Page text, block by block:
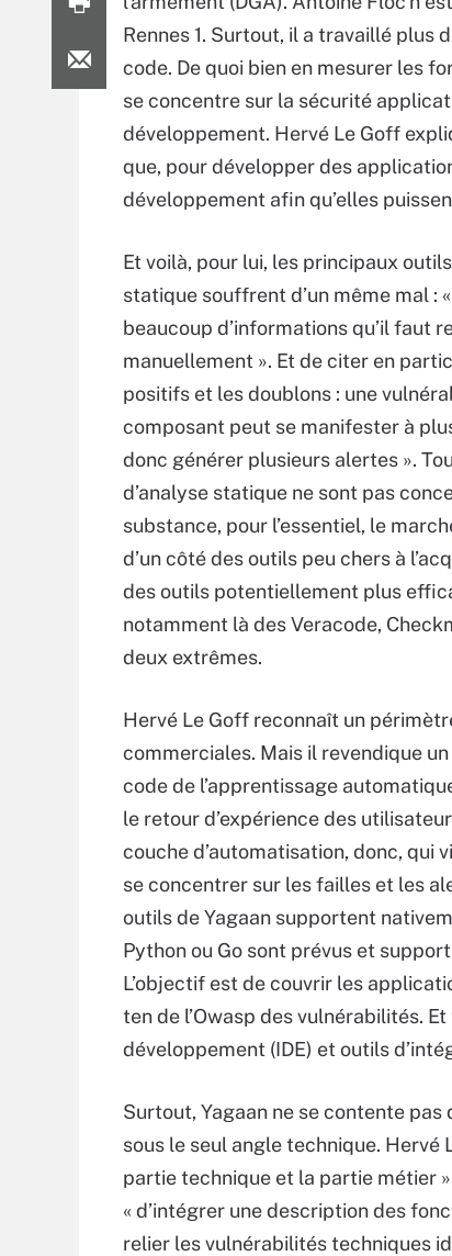
Rennes 1. Surtout, il a travaillé plus
code. De quoi bien en mesurer les
se concentre sur la sécurité
développement. Hervé Le Goff
que, pour développer des
développement afin qu’elles
Et voilà, pour lui, les principaux
statique souffrent d’un même mal :
beaucoup d’informations qu’il faut
manuellement ». Et de citer en
positifs et les doublons : une
composant peut se manifester à
donc générer plusieurs alertes ».
d’analyse statique ne sont pas
substance, pour l’essentiel, le
d’un côté des outils peu chers à
des outils potentiellement plus
notamment là des Veracode,
deux extrêmes.
Hervé Le Goff reconnaît un
commerciales. Mais il revendique
code de l’apprentissage
le retour d’expérience des
couche d’automatisation, donc, qui
se concentrer sur les failles et les
outils de Yagaan supportent
Python ou Go sont prévus et
L’objectif est de couvrir les
ten de l’Owasp des vulnérabilités.
développement (IDE) et outils
Surtout, Yagaan ne se contente
sous le seul angle technique. Hervé
partie technique et la partie métier
« d’intégrer une description des
relier les vulnérabilités techniques